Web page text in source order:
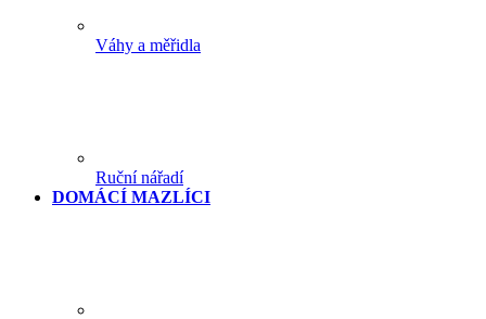
Váhy a měřidla
Ruční nářadí
DOMÁCÍ MAZLÍCI